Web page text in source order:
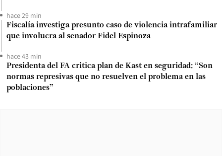
hace 29 min
Fiscalía investiga presunto caso de violencia intrafamiliar
que involucra al senador Fidel Espinoza
hace 43 min
Presidenta del FA critica plan de Kast en seguridad: “Son
normas represivas que no resuelven el problema en las
poblaciones”